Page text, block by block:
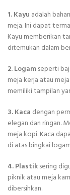
1. Kayu adalah
meja. Ini dapat
Kayu memberikan
ditemukan dalam
2. Logamseperti
meja kerja atau
memiliki tampilan
3. Kaca dengan
elegan dan ringan.
meja kopi. Kaca
di atas bingkai
4. Plastiksering
piknik atau meja
dibersihkan.